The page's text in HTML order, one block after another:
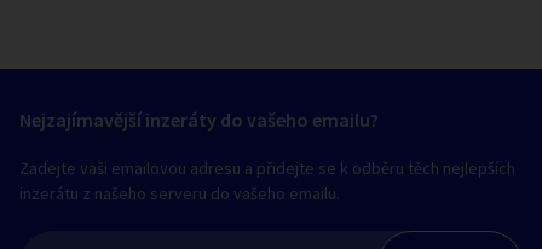
Nejzajímavější inzeráty do vašeho emailu?
Zadejte vaši emailovou adresu a přidejte se k odběru těch nejlepších
inzerátu z našeho serveru do vašeho emailu.